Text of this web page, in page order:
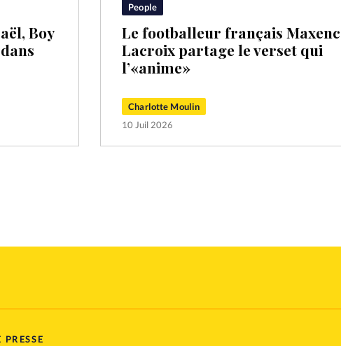
Boy
People
Le footballeur français
Lacroix partage le verset qui
l’«anime»
Charlotte Moulin
10 Juil 2026